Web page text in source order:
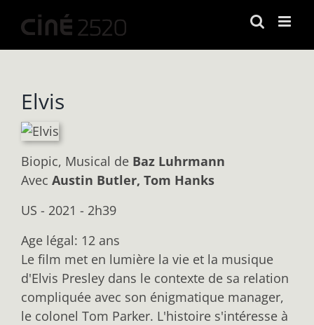
contenu
Elvis
Biopic, Musical de Baz Luhrmann
Avec Austin Butler, Tom Hanks
US - 2021 - 2h39
Age légal: 12 ans
Le film met en lumière la vie et la musique
d'Elvis Presley dans le contexte de sa relation
compliquée avec son énigmatique manager,
le colonel Tom Parker. L'histoire s'intéresse à